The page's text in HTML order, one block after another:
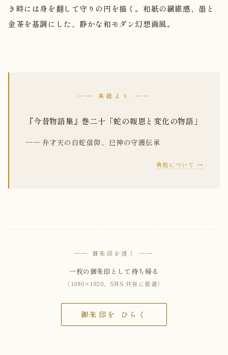
き時には身を翻して守りの円を描く。和紙の繊維感、墨と
金茶を基調にした、静かな和モダン幻想画風。
── 典籍より ──
『今昔物語集』巻二十「蛇の報恩と変化の物語」
── 弁才天の白蛇信仰、巳神の守護伝承
典拠について →
── 御朱印を頂く ──
一枚の御朱印として持ち帰る
（1080×1920、SNS 共有に最適）
御朱印を ひらく